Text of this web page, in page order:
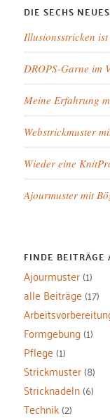
DIE SECHS
Illusionsstricken ist
DROPS-Garne im
Meine Erfahrung
Webstrickmuster
Wieder eine
Ajourmuster mit
FINDE BEITRÄGE
Ajourmuster(1)
alle Beiträge(17)
Formgebung(1)
Pflege(1)
Strickmuster(8)
Stricknadeln(6)
Technik(2)